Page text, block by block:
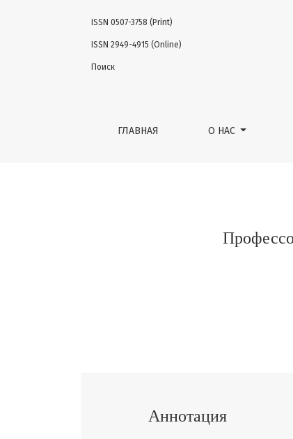
Профессор Гафтон Георгий Иванович
ГЛАВНАЯ О НАС
ISSN 0507-3758 (Print)
ISSN 2949-4915 (Online)
Поиск
Аннотация